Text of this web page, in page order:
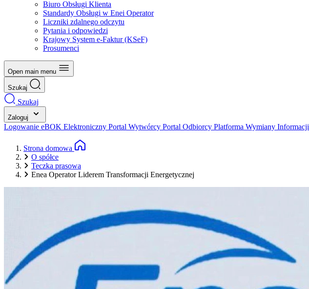
Biuro Obsługi Klienta
Standardy Obsługi w Enei Operator
Liczniki zdalnego odczytu
Pytania i odpowiedzi
Krajowy System e-Faktur (KSeF)
Prosumenci
Open main menu
Szukaj
Szukaj
Zaloguj
Logowanie eBOK Elektroniczny Portal Wytwórcy Portal Odbiorcy Platforma Wymiany Informacji
Strona domowa
O spółce
Teczka prasowa
Enea Operator Liderem Transformacji Energetycznej